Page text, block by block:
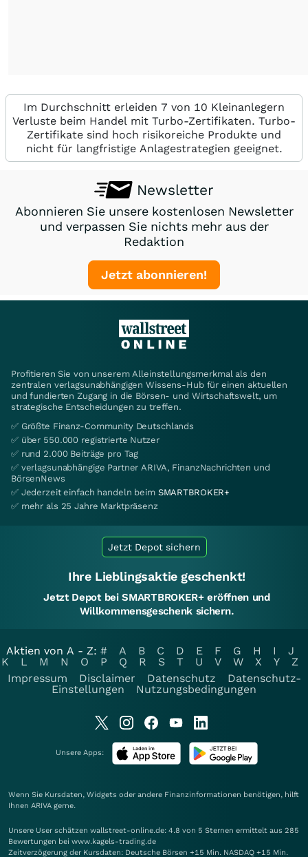
Im Durchschnitt erleiden 7 von 10 Kleinanlegern
Verluste beim Handel mit Turbo-Zertifikaten. Turbo-
Zertifikate sind hoch risikoreiche Produkte und
nicht für langfristige Anlagestrategien geeignet.
Newsletter
Abonnieren Sie unsere kostenlosen Newsletter
und verpassen Sie nichts mehr aus der
Redaktion
Jetzt abonnieren!
Profitieren Sie von unserem Alleinstellungsmerkmal als den
zentralen verlagsunabhängigen Wissens-Hub für einen aktuellen
und fundierten Zugang in die Börsen- und Wirtschaftswelt, um
strategische Entscheidungen zu treffen.
✅ Größte Finanz-Community Deutschlands
✅ über 550.000 registrierte Nutzer
✅ rund 2.000 Beiträge pro Tag
✅ verlagsunabhängige Partner ARIVA, FinanzNachrichten und
BörsenNews
✅ Jederzeit einfach handeln beim SMARTBROKER+
✅ mehr als 25 Jahre Marktpräsenz
Jetzt Depot sichern
Ihre Lieblingsaktie geschenkt!
Jetzt Depot bei SMARTBROKER+ eröffnen und
Willkommensgeschenk sichern.
Aktien von A - Z: # A B C D E F G H I
J
K
L M N O P Q R S T U V W X Y
Z
Impressum
Disclaimer Datenschutz
Datenschutz-
Einstellungen
Nutzungsbedingungen
Unsere Apps:
Wenn Sie Kursdaten, Widgets oder andere Finanzinformationen benötigen, hilft
Ihnen ARIVA gerne.
Unsere User schätzen wallstreet-online.de: 4.8 von 5 Sternen ermittelt aus 285
Bewertungen bei www.kagels-trading.de
Zeitverzögerung der Kursdaten: Deutsche Börsen +15 Min. NASDAQ +15 Min.